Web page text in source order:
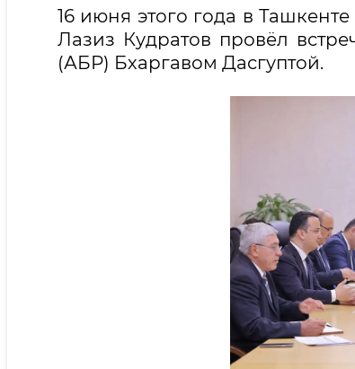
16 июня этого года в
Лазиз Кудратов провёл
(АБР) Бхаргавом Дасгуптой.